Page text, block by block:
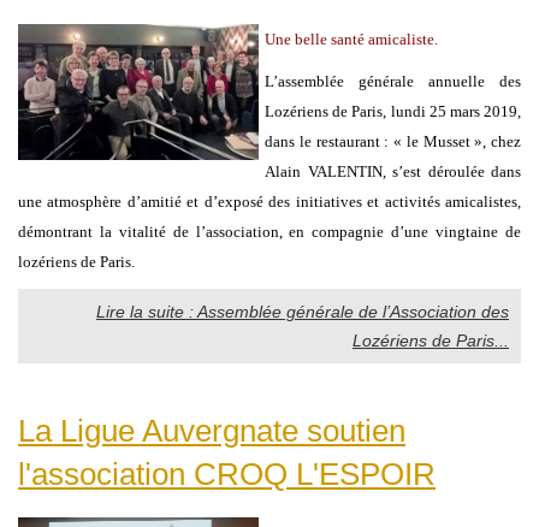
Une belle santé amicaliste.
L’assemblée générale annuelle des
Lozériens de Paris, lundi 25 mars 2019,
dans le restaurant : « le Musset », chez
Alain VALENTIN, s’est déroulée dans
une atmosphère d’amitié et d’exposé des initiatives et activités amicalistes,
démontrant la vitalité de l’association, en compagnie d’une vingtaine de
lozériens de Paris.
Lire la suite : Assemblée générale de l’Association des
Lozériens de Paris...
La Ligue Auvergnate soutien
l'association CROQ L'ESPOIR